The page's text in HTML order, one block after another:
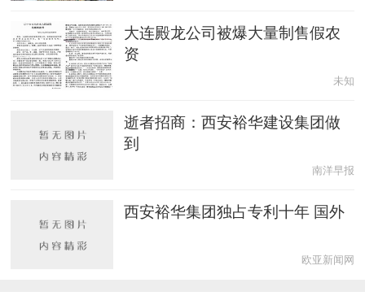
大连殿龙公司被爆大量制售假农
资
未知
逝者招商：西安裕华建设集团做
到
南洋早报
西安裕华集团独占专利十年 国外
欧亚新闻网